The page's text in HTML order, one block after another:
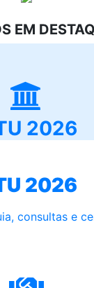
EM
2026
2026
consultas e